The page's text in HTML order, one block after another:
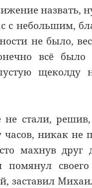
с небольшим,
не было,
всё
щеколду
стали,
никак не
махнув друг
заставил